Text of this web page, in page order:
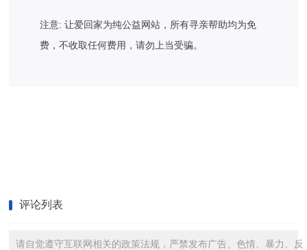
注意: 让爱回家为纯公益网站，所有寻亲帮助均为免
费，不收取任何费用，请勿上当受骗。
评论列表
请自觉遵守互联网相关的政策法规，严禁发布广告、色情、暴力、反